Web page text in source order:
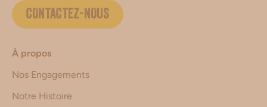
CONTACTEZ-NOUS
À propos
Nos Engagements
Notre Histoire